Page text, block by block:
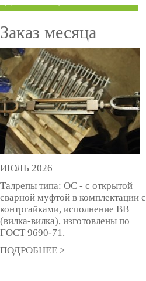
Заказ месяца
ИЮЛЬ 2026
Талрепы типа: ОС - с открытой
сварной муфтой в комплектации с
контргайками, исполнение ВВ
(вилка-вилка), изготовлены по
ГОСТ 9690-71.
ПОДРОБНЕЕ >